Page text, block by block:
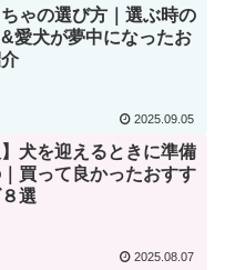
ゃの選び方｜選ぶ時の
愛犬が夢中になったお
2025.09.05
】犬を迎えるときに準備
買って良かったおすす
選
2025.08.07